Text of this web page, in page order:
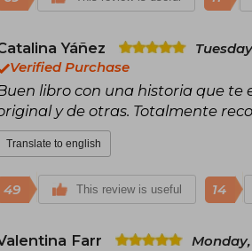
Yáñez
Verified Purchase
libro con una historia que
y de otras. Totalmente
Translate to english
49 This review is useful 14
Farr